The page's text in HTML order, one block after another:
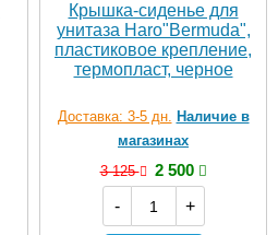
Крышка-сиденье для
унитаза Haro"Bermuda",
пластиковое крепление,
термопласт, черное
Доставка: 3-5 дн. Наличие в
магазинах
3 125
2 500
-
+